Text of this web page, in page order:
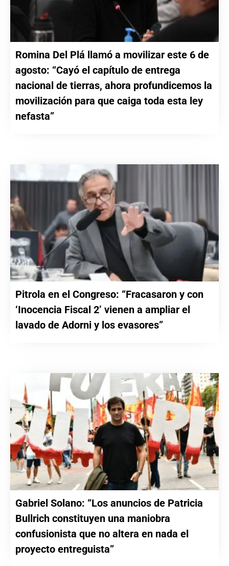
Romina Del Plá llamó a movilizar este 6 de
agosto: “Cayó el capítulo de entrega
nacional de tierras, ahora profundicemos la
movilización para que caiga toda esta ley
nefasta”
Pitrola en el Congreso: “Fracasaron y con
‘Inocencia Fiscal 2’ vienen a ampliar el
lavado de Adorni y los evasores”
Gabriel Solano: “Los anuncios de Patricia
Bullrich constituyen una maniobra
confusionista que no altera en nada el
proyecto entreguista”